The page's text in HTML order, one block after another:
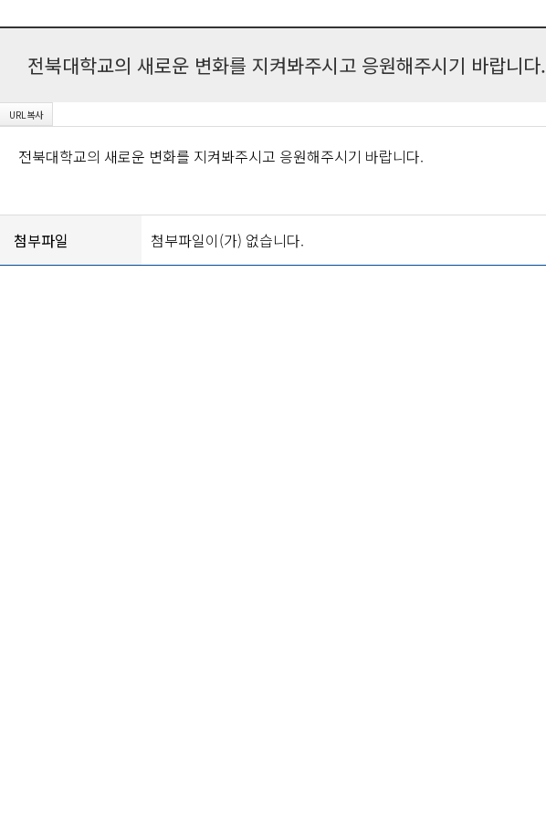
전북대학교의 새로운 변화를 지켜봐주시고 응원해주시기 바랍니다.
전북대학교의 새로운 변화를 지켜봐주시고 응원해주시기 바랍니다.
첨부파일 첨부파일이(가) 없습니다.